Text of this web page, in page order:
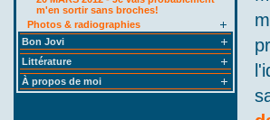
m'en sortir sans broches!
Photos & radiographies
Bon Jovi
Littérature
À propos de moi